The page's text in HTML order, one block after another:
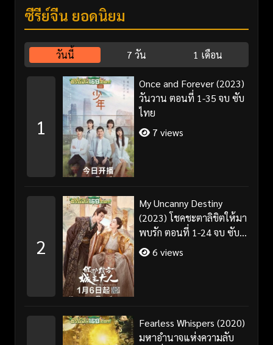
ซีรี่ย์จีน ยอดนิยม
วันนี้ 7 วัน 1 เดือน
1
Once and Forever (2023)
วันวาน ตอนที่ 1-35 จบ ซับ
ไทย
7 views
2
My Uncanny Destiny
(2023) โชคชะตาลิขิตให้มา
พบรัก ตอนที่ 1-24 จบ ซับ
ไทย/พากย์ไทย
6 views
Fearless Whispers (2020)
มหาอำนาจแห่งความลับ